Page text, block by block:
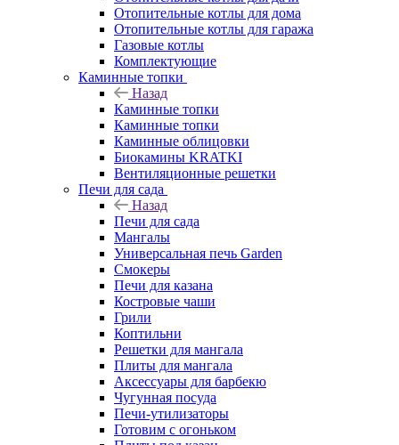
Отопительные котлы для дома
Отопительные котлы для гаража
Газовые котлы
Комплектующие
Каминные топки
Назад
Каминные топки
Каминные топки
Каминные облицовки
Биокамины KRATKI
Вентиляционные решетки
Печи для сада
Назад
Печи для сада
Мангалы
Универсальная печь Garden
Смокеры
Печи для казана
Костровые чаши
Грили
Коптильни
Решетки для мангала
Плиты для мангала
Аксессуары для барбекю
Чугунная посуда
Печи-утилизаторы
Готовим с огоньком